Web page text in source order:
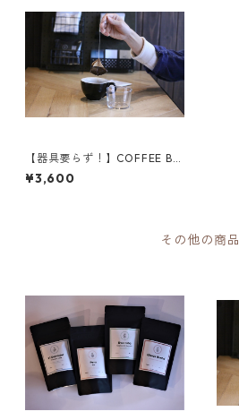
【器具要らず！】COFFEE BA
G 20Pセット
¥3,600
その他の商品